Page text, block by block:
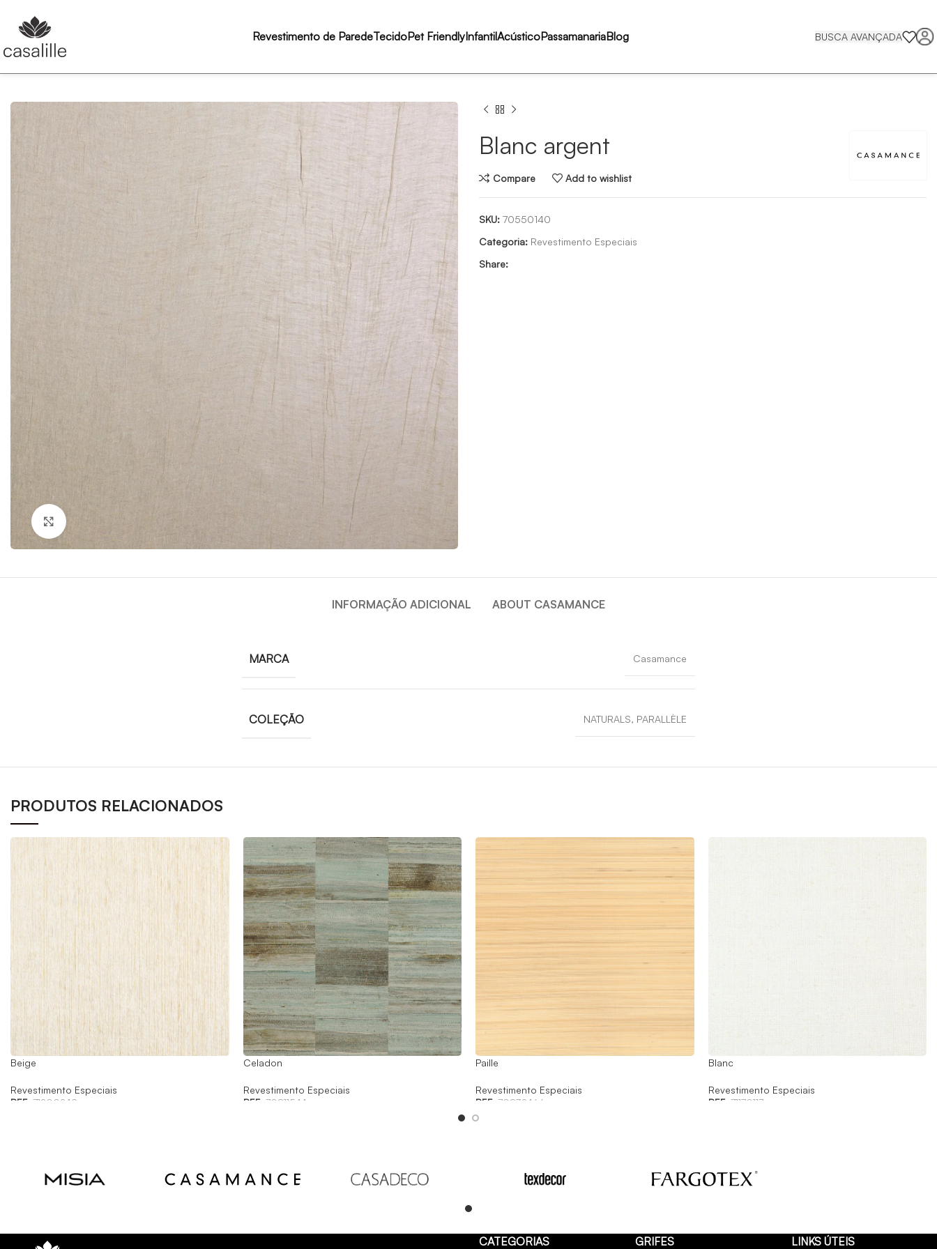
Revestimento de ParedeTecidoPet FriendlyInfantilAcústicoPassamanariaBlog BUSCA AVANÇADA
Click to enlarge
Blanc argent
Compare Add to wishlist
SKU: 70550140
Categoria: Revestimento Especiais
Share:
INFORMAÇÃO ADICIONAL ABOUT CASAMANCE
MARCA Casamance
COLEÇÃO NATURALS, PARALLÈLE
PRODUTOS RELACIONADOS
Beige
Revestimento Especiais
REF: 71200249
Celadon
Revestimento Especiais
REF: 70811544
Paille
Revestimento Especiais
REF: 70832466
Blanc
Revestimento Especiais
REF: 71170117
Read
Read
Read
CATEGORIAS GRIFES LINKS ÚTEIS